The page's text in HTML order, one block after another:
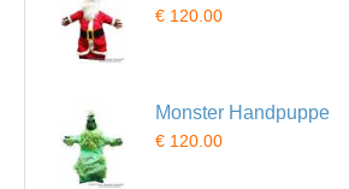
€ 120.00
Monster Handpuppe
€ 120.00